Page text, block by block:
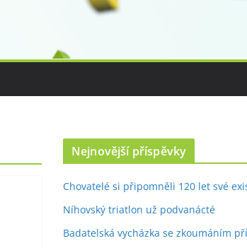
Nejnovější příspěvky
Chovatelé si připomněli 120 let své
Níhovský triatlon už podvanácté
Badatelská vycházka se zkoumáním